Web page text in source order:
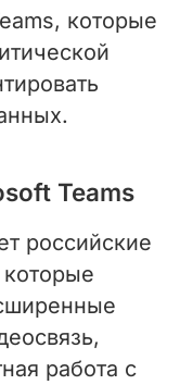
которые
Teams
российские
работа с